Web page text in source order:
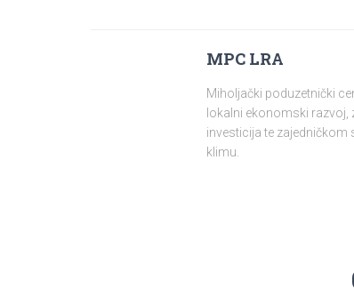
MPC LRA
Miholjački poduzetnički
lokalni ekonomski
investicija te
klimu.